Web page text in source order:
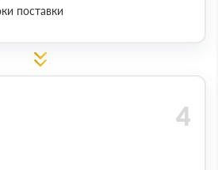
поставки